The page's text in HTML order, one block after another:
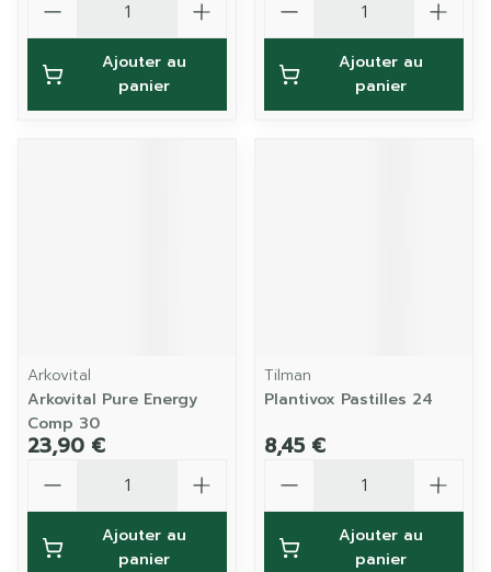
Ajouter au
panier
Ajouter au
panier
Arkovital
Arkovital Pure Energy
Comp 30
23,90 €
Ajouter au
panier
Tilman
Plantivox Pastilles 24
8,45 €
Ajouter au
panier